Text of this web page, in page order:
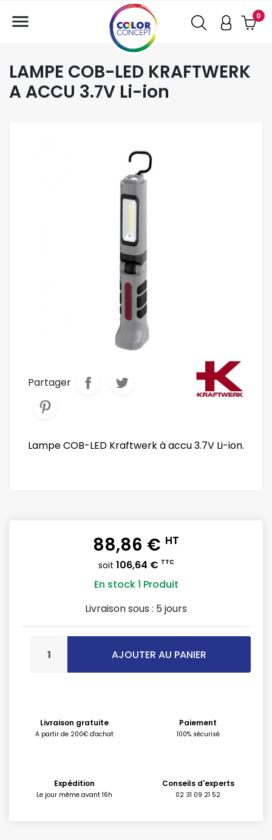
0

LAMPE COB-LED KRAFTWERK
A ACCU 3.7V Li-ion
Partager
Lampe COB-LED Kraftwerk à accu 3.7V Li-ion.
88,86 € HT
soit 106,64 € TTC
En stock1 Produit
Livraison sous : 5 jours
AJOUTER AU PANIER
Livraison gratuite
A partir de 200€ d'achat
Paiement
100% sécurisé
Expédition
Le jour même avant 16h
Conseils d'experts
02 31 09 21 52